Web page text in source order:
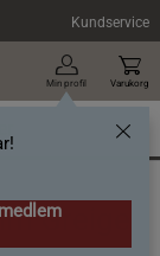
Kundservice
Min profil Varukorg
Greige